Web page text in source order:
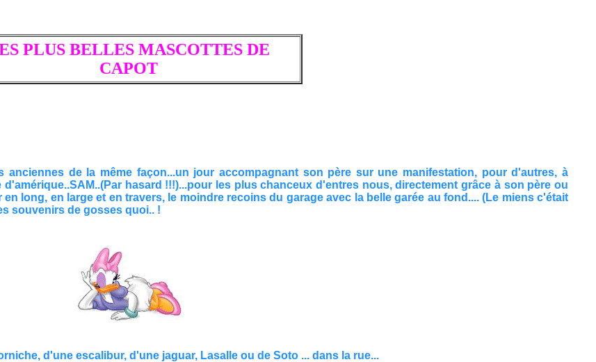
PLUS BELLES MASCOTTES DE
CAPOT
de la même façon...un jour accompagnant son père sur une manifestation, pour d'autres, à
hasard !!!)...pour les plus chanceux d'entres nous, directement grâce à son père ou
long, en large et en travers, le moindre recoins du garage avec la belle garée au fond.... (Le miens c'était
souvenirs de gosses quoi.. !
d'une escalibur, d'une jaguar, Lasalle ou de Soto ... dans la rue...